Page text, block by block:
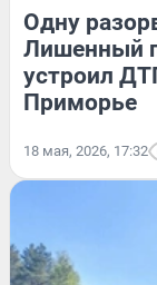
Одну
Лишенный
устроил
Приморье
18 мая, 2026, 17:32